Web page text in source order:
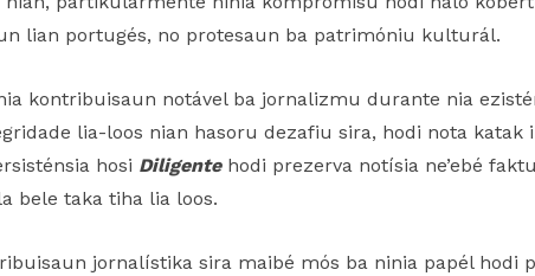
lian portugés, no protesaun ba patrimóniu kulturál.
kontribuisaun notável ba jornalizmu durante nia
lia-loos nian hasoru dezafiu sira, hodi nota katak
hosi Diligentehodi prezerva notísia ne’ebé
bele taka tiha lia loos.
jornalístika sira maibé mós ba ninia papél hodi